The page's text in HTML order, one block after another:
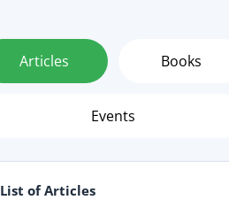
Articles Books
Events
List of Articles